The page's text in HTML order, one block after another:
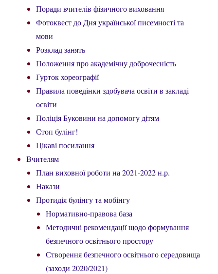
Поради вчителів фізичного виховання
Фотоквест до Дня української писемності та
мови
Розклад занять
Положення про академічну доброчесність
Гурток хореографії
Правила поведінки здобувача освіти в закладі
освіти
Поліція Буковини на допомогу дітям
Стоп булінг!
Цікаві посилання
Вчителям
План виховної роботи на 2021-2022 н.р.
Накази
Протидія булінгу та мобінгу
Нормативно-правова база
Методичні рекомендації щодо формування
безпечного освітнього простору
Створення безпечного освітнього середовища
(заходи 2020/2021)